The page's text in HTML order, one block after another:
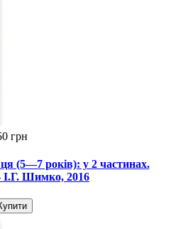
грн
(5—7 років): у 2 частинах.
Шимко, 2016